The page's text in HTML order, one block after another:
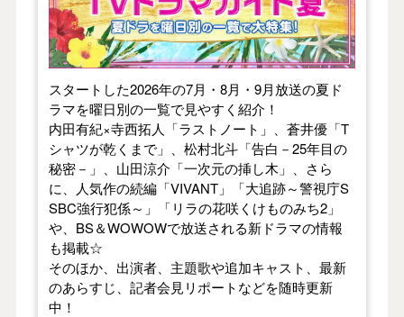
スタートした2026年の7月・8月・9月放送の夏ド
ラマを曜日別の一覧で見やすく紹介！
内田有紀×寺西拓人「ラストノート」、蒼井優「T
シャツが乾くまで」、松村北斗「告白－25年目の
秘密－」、山田涼介「一次元の挿し木」、さら
に、人気作の続編「VIVANT」「大追跡～警視庁S
SBC強行犯係～」「リラの花咲くけものみち2」
や、BS＆WOWOWで放送される新ドラマの情報
も掲載☆
そのほか、出演者、主題歌や追加キャスト、最新
のあらすじ、記者会見リポートなどを随時更新
中！